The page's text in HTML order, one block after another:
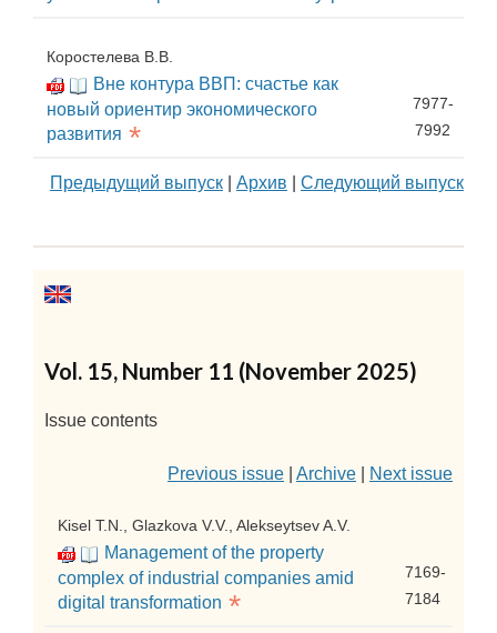
Коростелева В.В.
Вне контура ВВП: счастье как
новый ориентир экономического
развития *
7977-
7992
Предыдущий выпуск Архив Следующий выпуск
Vol. 15, Number 11 (November 2025)
Issue contents
Previous issue Archive Next issue
Kisel T.N., Glazkova V.V., Alekseytsev A.V.
Management of the property
complex of industrial companies amid
digital transformation *
7169-
7184